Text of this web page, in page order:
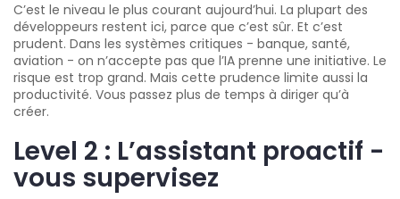
C’est le niveau le plus courant aujourd’hui. La plupart des
développeurs restent ici, parce que c’est sûr. Et c’est
prudent. Dans les systèmes critiques - banque, santé,
aviation - on n’accepte pas que l’IA prenne une initiative. Le
risque est trop grand. Mais cette prudence limite aussi la
productivité. Vous passez plus de temps à diriger qu’à
créer.
Level 2 : L’assistant proactif -
vous supervisez